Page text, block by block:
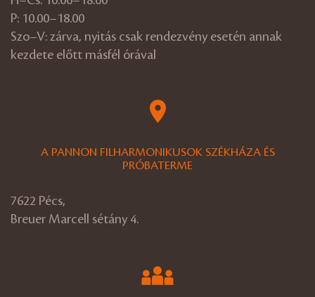
P: 10.00–18.00
Szo–V: zárva, nyitás csak rendezvény esetén annak
kezdete előtt másfél órával
A PANNON FILHARMONIKUSOK SZÉKHÁZA ÉS
PRÓBATERME
7622 Pécs,
Breuer Marcell sétány 4.